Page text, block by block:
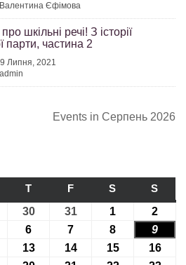
Єфімова
шкільні речі! З історії
парти, частина 2
Липня, 2021
Events in Серпень 2026
TЧЕТВЕР
FП’ЯТНИЦЯ
S СУБОТА
S
3030.07.2026
3131.07.2026
1 01.08.2026
2
6 06.08.2026
7 07.08.2026
8 08.08.2026
9
1313.08.2026
1414.08.2026
1515.08.2026
16